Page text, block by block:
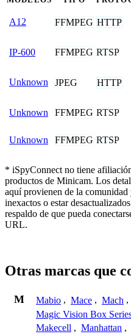
A12 FFMPEG HTTP
IP-600 FFMPEG RTSP
Unknown JPEG HTTP
Unknown FFMPEG RTSP
Unknown FFMPEG RTSP
* iSpyConnect no tiene
productos de Minicam. Los
aquí provienen de la comunidad
inexactos o estar
respaldo de que pueda
URL.
Otras marcas que
M Mabio , Mace , Mach ,
Magic Vision Box
Makecell , Manhattan ,